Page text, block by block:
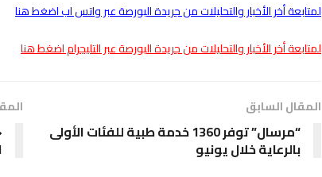
لمتابعة أخر الأخبار والتحليلات من جريدة البورصة عبر واتس اب اضغط هنا
لمتابعة أخر الأخبار والتحليلات من جريدة البورصة عبر التليجرام اضغط هنا
المقال السابق
“مرسال” توفر 1360 خدمة طبية للفئات الأولى
بالرعاية خلال يونيو